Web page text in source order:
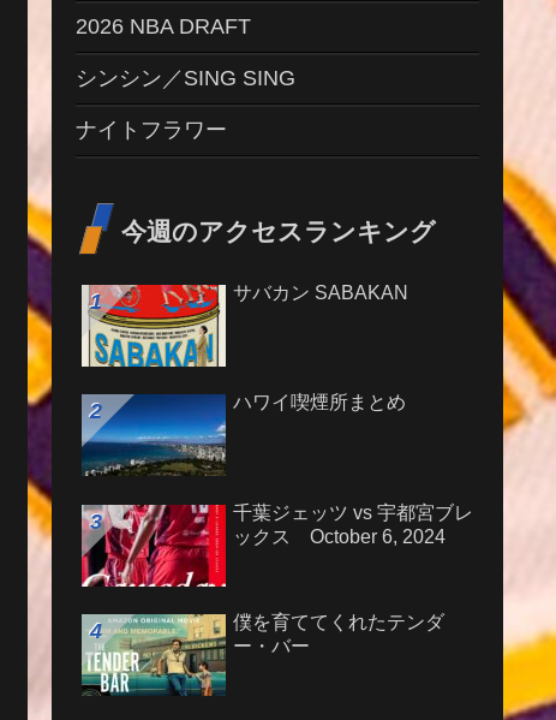
2026 NBA DRAFT
シンシン／SING SING
ナイトフラワー
今週のアクセスランキング
サバカン SABAKAN
ハワイ喫煙所まとめ
千葉ジェッツ vs 宇都宮ブレ
ックス October 6, 2024
僕を育ててくれたテンダ
ー・バー